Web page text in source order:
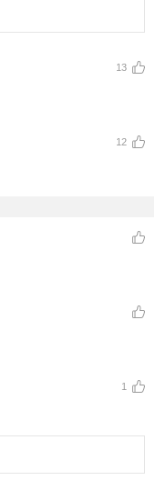
13
12
1